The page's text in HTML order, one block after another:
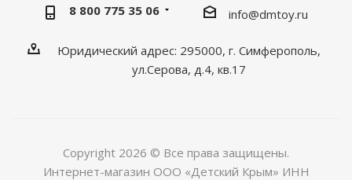
8 800 775 35 06 info@dmtoy.ru
Юридический адрес: 295000, г. Симферополь,
ул.Серова, д.4, кв.17
Copyright 2026 © Все права защищены.
Интернет-магазин ООО «Детский Крым» ИНН